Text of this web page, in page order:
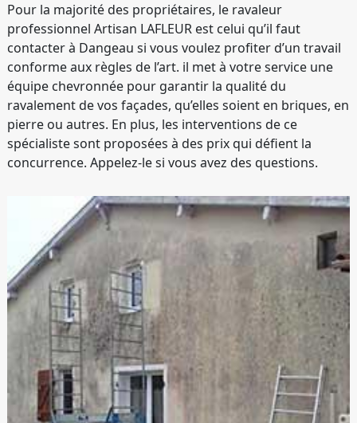
Pour la majorité des propriétaires, le ravaleur
professionnel Artisan LAFLEUR est celui qu’il faut
contacter à Dangeau si vous voulez profiter d’un travail
conforme aux règles de l’art. il met à votre service une
équipe chevronnée pour garantir la qualité du
ravalement de vos façades, qu’elles soient en briques, en
pierre ou autres. En plus, les interventions de ce
spécialiste sont proposées à des prix qui défient la
concurrence. Appelez-le si vous avez des questions.